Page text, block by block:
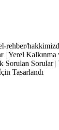
rehber/
| Yerel
Sorulan Sorular
Tasarlandı